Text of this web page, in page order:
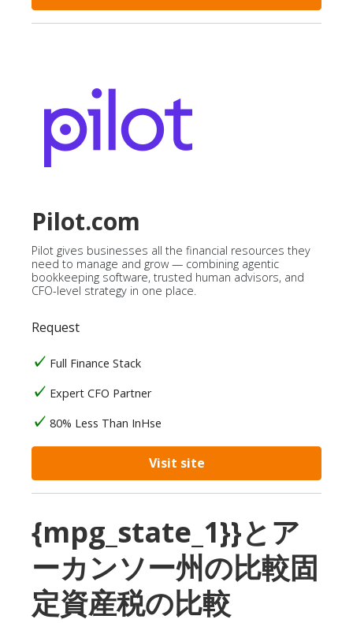
Pilot.com
Pilot gives businesses all the financial resources they
need to manage and grow — combining agentic
bookkeeping software, trusted human advisors, and
CFO-level strategy in one place.
Request
Full Finance Stack
Expert CFO Partner
80% Less Than InHse
Visit site
{mpg_state_1}}とア
ーカンソー州の比較固
定資産税の比較